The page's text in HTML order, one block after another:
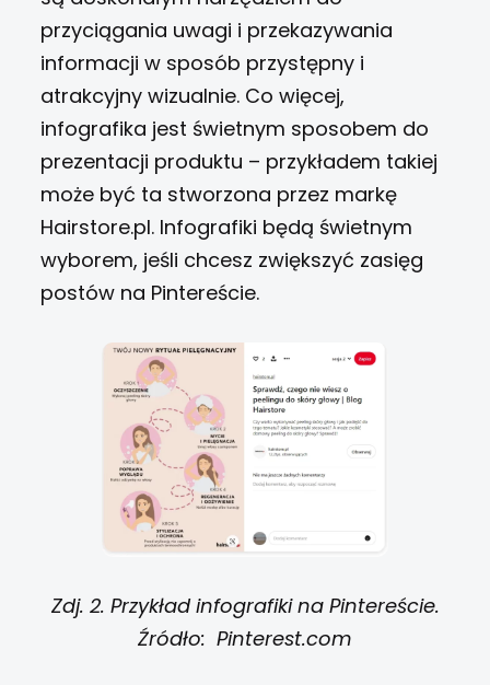
przyciągania uwagi i przekazywania
informacji w sposób przystępny i
atrakcyjny wizualnie. Co więcej,
infografika jest świetnym sposobem do
prezentacji produktu – przykładem takiej
może być ta stworzona przez markę
Hairstore.pl. Infografiki będą świetnym
wyborem, jeśli chcesz zwiększyć zasięg
postów na Pintereście.
Zdj. 2. Przykład infografiki na Pintereście.
Źródło: Pinterest.com